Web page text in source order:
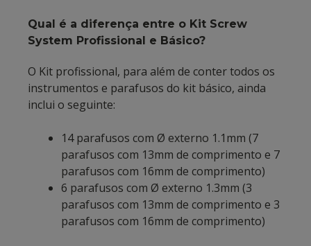
Qual é a diferença entre o Kit Screw
System Profissional e Básico?
O Kit profissional, para além de conter todos os
instrumentos e parafusos do kit básico, ainda
inclui o seguinte:
14 parafusos com Ø externo 1.1mm (7
parafusos com 13mm de comprimento e 7
parafusos com 16mm de comprimento)
6 parafusos com Ø externo 1.3mm (3
parafusos com 13mm de comprimento e 3
parafusos com 16mm de comprimento)